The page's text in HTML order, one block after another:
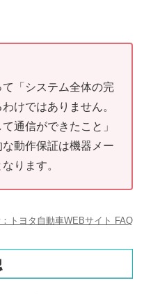
「システム全体の完
けではありません。
通信ができたこと」
動作保証は機器メー
ります。
トヨタ自動車WEBサイト FAQ